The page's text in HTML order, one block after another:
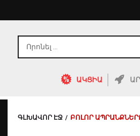
ԱԿՑԻԱ
ԳԼԽԱՎՈՐ ԷՋ / ԲՈԼՈՐ